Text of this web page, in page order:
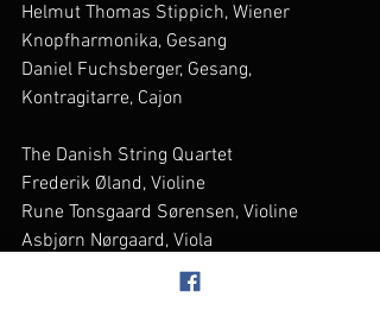
Helmut Thomas Stippich, Wiener
Knopfharmonika, Gesang
Daniel Fuchsberger, Gesang,
Kontragitarre, Cajon
The Danish String Quartet
Frederik Øland, Violine
Rune Tonsgaard Sørensen, Violine
Asbjørn Nørgaard, Viola
Fredrik Sjölin, Violoncello